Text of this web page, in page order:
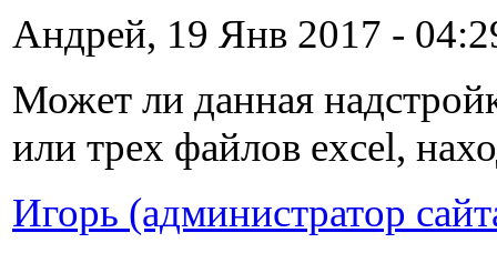
Андрей, 19 Янв 2017 -
Может ли данная
или трех файлов excel,
Игорь (администратор